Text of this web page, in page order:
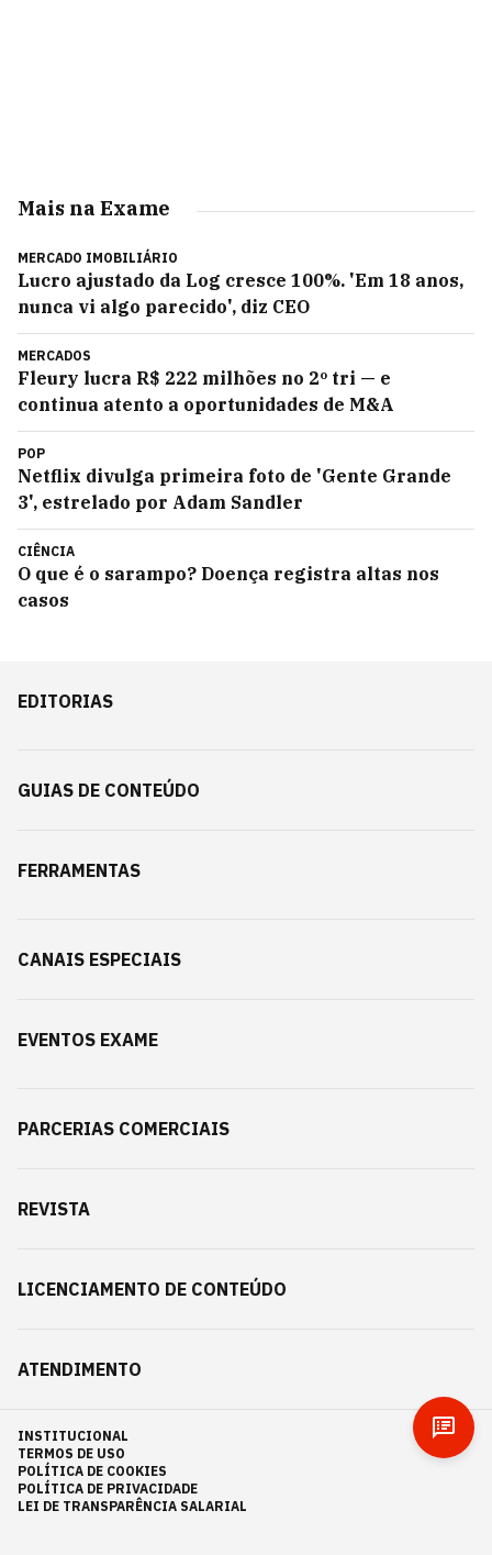
Mais na Exame
MERCADO IMOBILIÁRIO
Lucro ajustado da Log cresce 100%. 'Em 18 anos,
nunca vi algo parecido', diz CEO
MERCADOS
Fleury lucra R$ 222 milhões no 2º tri — e
continua atento a oportunidades de M&A
POP
Netflix divulga primeira foto de 'Gente Grande
3', estrelado por Adam Sandler
CIÊNCIA
O que é o sarampo? Doença registra altas nos
casos
EDITORIAS
GUIAS DE CONTEÚDO
FERRAMENTAS
CANAIS ESPECIAIS
EVENTOS EXAME
PARCERIAS COMERCIAIS
REVISTA
LICENCIAMENTO DE CONTEÚDO
ATENDIMENTO
INSTITUCIONAL
TERMOS DE USO
POLÍTICA DE COOKIES
POLÍTICA DE PRIVACIDADE
LEI DE TRANSPARÊNCIA SALARIAL